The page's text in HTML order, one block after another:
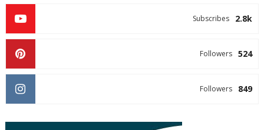
2.8k
Subscribes
524
Followers
849
Followers